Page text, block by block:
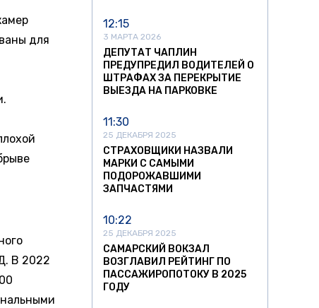
для
В 2022
12:15
3 МАРТА 2026
ДЕПУТАТ ЧАПЛИН
ПРЕДУПРЕДИЛ ВОДИТЕЛЕЙ О
ШТРАФАХ ЗА ПЕРЕКРЫТИЕ
ВЫЕЗДА НА ПАРКОВКЕ
11:30
25 ДЕКАБРЯ 2025
СТРАХОВЩИКИ НАЗВАЛИ
МАРКИ С САМЫМИ
ПОДОРОЖАВШИМИ
ЗАПЧАСТЯМИ
10:22
25 ДЕКАБРЯ 2025
САМАРСКИЙ ВОКЗАЛ
ВОЗГЛАВИЛ РЕЙТИНГ ПО
ПАССАЖИРОПОТОКУ В 2025
ГОДУ